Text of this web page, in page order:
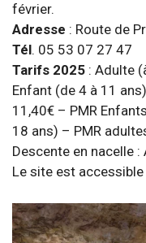
février.
Adresse : Route de
Tél. 05 53 07 27 47
Tarifs 2025 : Adulte
Enfant (de 4 à 11
11,40€ – PMR
18 ans) – PMR
Descente en nacelle :
Le site est